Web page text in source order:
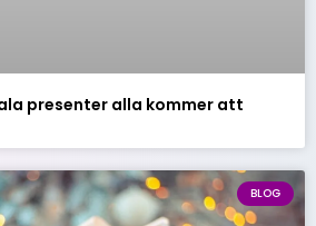
presenter alla kommer att
BLOG